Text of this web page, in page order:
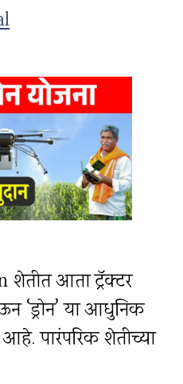
आता ट्रॅक्टर
‘ड्रोन’ या आधुनिक
पारंपरिक शेतीच्या